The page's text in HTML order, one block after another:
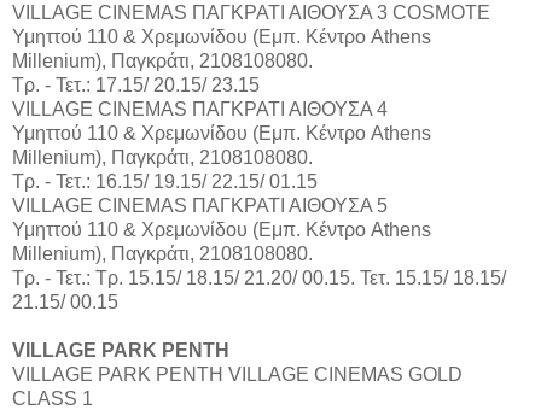
VILLAGE CINEMAS ΠΑΓΚΡΑΤΙ ΑΙΘΟΥΣΑ 3 COSMOTE
Υμηττού 110 & Χρεμωνίδου (Εμπ. Κέντρο Athens
Millenium), Παγκράτι, 2108108080.
Τρ. - Τετ.: 17.15/ 20.15/ 23.15
VILLAGE CINEMAS ΠΑΓΚΡΑΤΙ ΑΙΘΟΥΣΑ 4
Υμηττού 110 & Χρεμωνίδου (Εμπ. Κέντρο Athens
Millenium), Παγκράτι, 2108108080.
Τρ. - Τετ.: 16.15/ 19.15/ 22.15/ 01.15
VILLAGE CINEMAS ΠΑΓΚΡΑΤΙ ΑΙΘΟΥΣΑ 5
Υμηττού 110 & Χρεμωνίδου (Εμπ. Κέντρο Athens
Millenium), Παγκράτι, 2108108080.
Τρ. - Τετ.: Τρ. 15.15/ 18.15/ 21.20/ 00.15. Τετ. 15.15/ 18.15/
21.15/ 00.15
VILLAGE PARK ΡΕΝΤΗ
VILLAGE PARK ΡΕΝΤΗ VILLAGE CINEMAS GOLD
CLASS 1